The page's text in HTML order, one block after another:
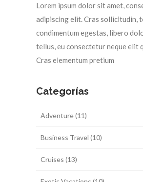
Lorem ipsum dolor sit amet,
adipiscing elit. Cras sollicitudin,
condimentum egestas, libero
tellus, eu consectetur neque elit
Cras elementum pretium
Categorías
Adventure(11)
Business Travel (10)
Cruises (13)